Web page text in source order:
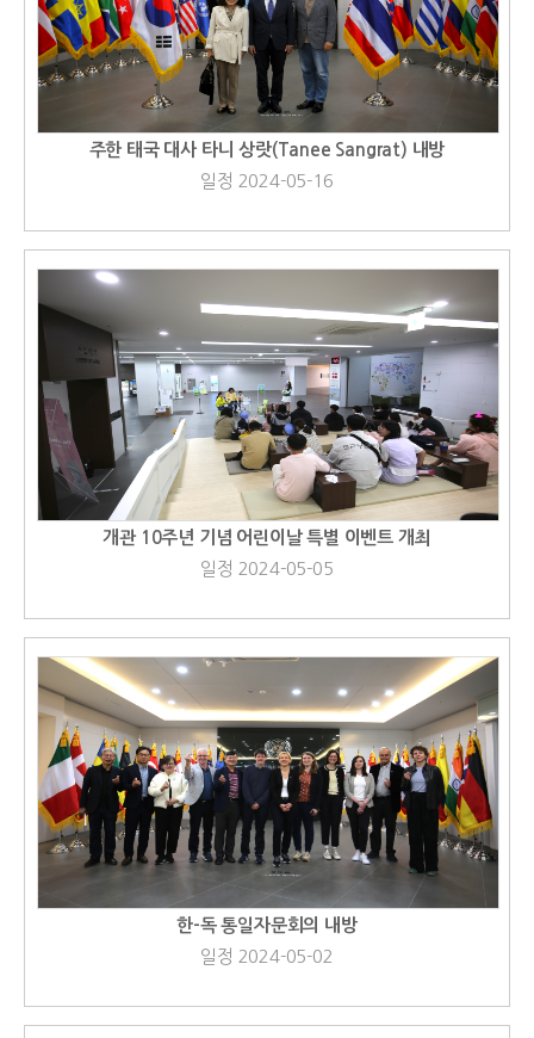
주한 태국 대사 타니 상랏(Tanee Sangrat) 내방
일정 2024-05-16
개관 10주년 기념 어린이날 특별 이벤트 개최
일정 2024-05-05
한-독 통일자문회의 내방
일정 2024-05-02